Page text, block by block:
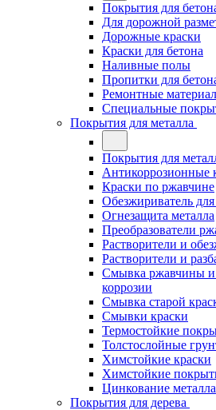
Покрытия для
Для дорожной
Дорожные краски
Краски для бетона
Наливные полы
Пропитки для
Ремонтные
Специальные
Покрытия для металла
Покрытия для
Антикоррозионные
Краски по ржавчине
Обезжириватель для
Огнезащита металла
Преобразователи
Растворители и
Растворители и
Смывка ржавчины и
коррозии
Смывка старой
Смывки краски
Термостойкие
Толстослойные
Химстойкие краски
Химстойкие
Цинкование металла
Покрытия для дерева